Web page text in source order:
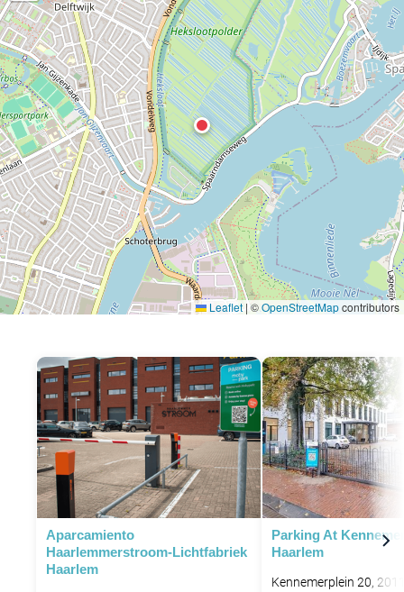
P
Leaflet |©OpenStreetMapcontributors
Aparcamiento
Haarlemmerstroom-Lichtfabriek
Haarlem
Parking At
Haarlem
Kennemerplein 20,